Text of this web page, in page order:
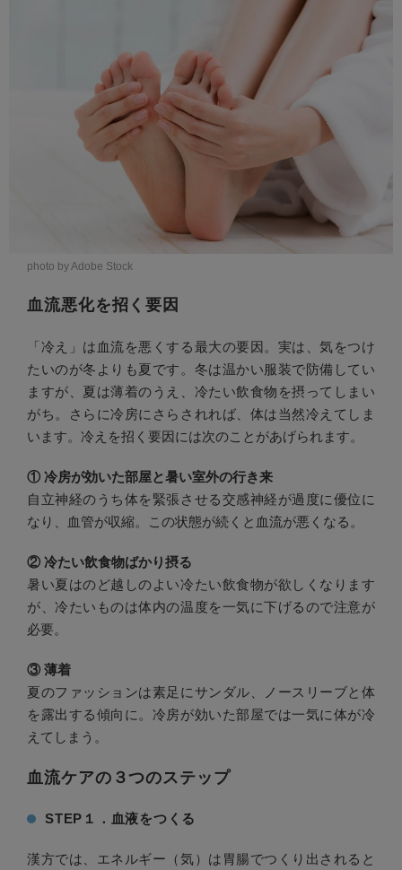
photo by Adobe Stock
血流悪化を招く要因
「冷え」は血流を悪くする最大の要因。実は、気をつけ
たいのが冬よりも夏です。冬は温かい服装で防備してい
ますが、夏は薄着のうえ、冷たい飲食物を摂ってしまい
がち。さらに冷房にさらされれば、体は当然冷えてしま
います。冷えを招く要因には次のことがあげられます。
① 冷房が効いた部屋と暑い室外の行き来
自立神経のうち体を緊張させる交感神経が過度に優位に
なり、血管が収縮。この状態が続くと血流が悪くなる。
② 冷たい飲食物ばかり摂る
暑い夏はのど越しのよい冷たい飲食物が欲しくなります
が、冷たいものは体内の温度を一気に下げるので注意が
必要。
③ 薄着
夏のファッションは素足にサンダル、ノースリーブと体
を露出する傾向に。冷房が効いた部屋では一気に体が冷
えてしまう。
血流ケアの３つのステップ
STEP１．血液をつくる
漢方では、エネルギー（気）は胃腸でつくり出されると